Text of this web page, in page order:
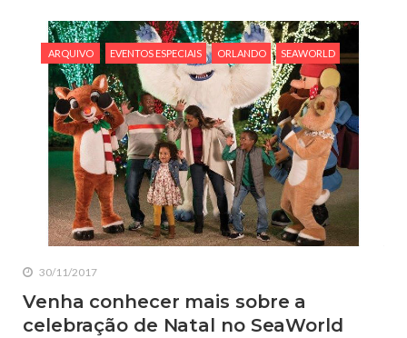
ARQUIVO EVENTOS ESPECIAIS ORLANDO SEAWORLD
30/11/2017
Venha conhecer mais sobre a
celebração de Natal no SeaWorld